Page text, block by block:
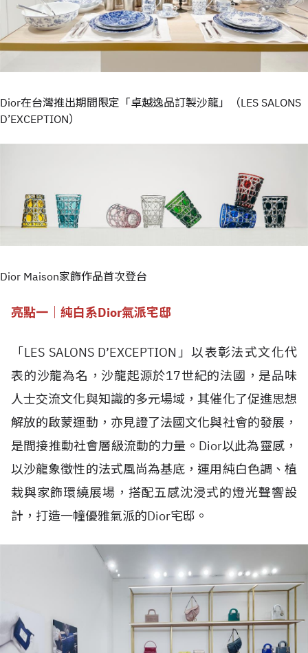
Dior在台灣推出期間限定「卓越逸品訂製沙龍」（LES SALONS
D’EXCEPTION）
Dior Maison家飾作品首次登台
亮點一｜純白系Dior氣派宅邸
「LES SALONS D’EXCEPTION」以表彰法式文化代
表的沙龍為名，沙龍起源於17世紀的法國，是品味
人士交流文化與知識的多元場域，其催化了促進思想
解放的啟蒙運動，亦見證了法國文化與社會的發展，
是間接推動社會層級流動的力量。Dior以此為靈感，
以沙龍象徵性的法式風尚為基底，運用純白色調、植
栽與家飾環繞展場，搭配五感沈浸式的燈光聲響設
計，打造一幢優雅氣派的Dior宅邸。